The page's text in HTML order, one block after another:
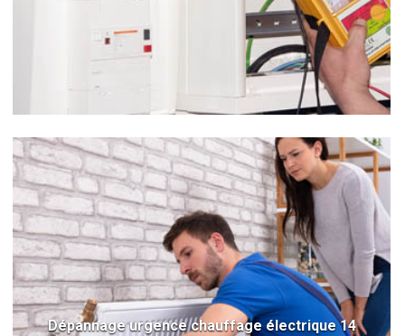
Dépannage urgence chauffage électrique 14